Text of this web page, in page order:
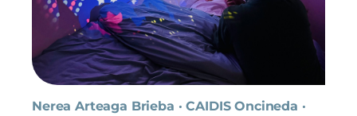
Nerea Arteaga Brieba · CAIDIS Oncineda ·